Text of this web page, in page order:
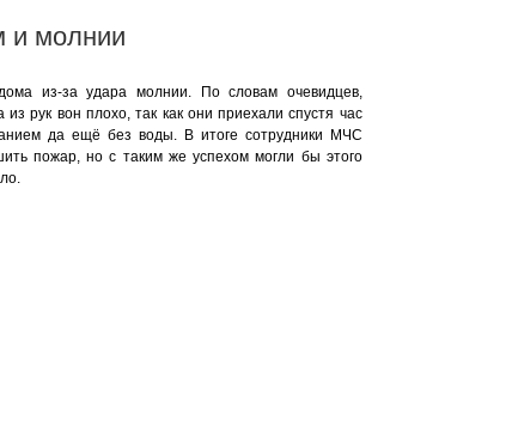
и молнии
из-за удара молнии. По словам очевидцев,
рук вон плохо, так как они приехали спустя час
да ещё без воды. В итоге сотрудники МЧС
пожар, но с таким же успехом могли бы этого